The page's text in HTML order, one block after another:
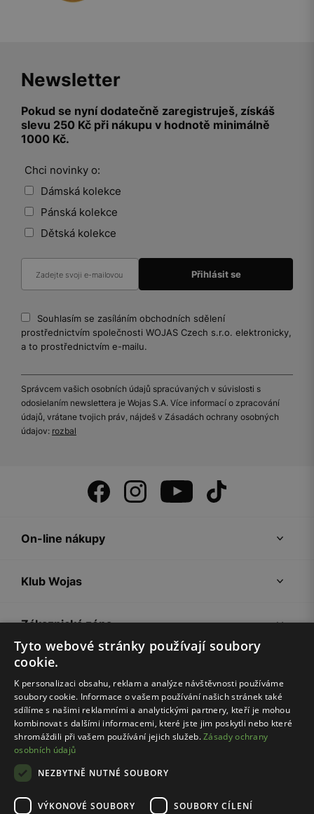
Newsletter
Pokud se nyní dodatečně zaregistruješ, získáš
slevu 250 Kč při nákupu v hodnotě minimálně
1000 Kč.
Chci novinky o:
Dámská kolekce
Pánská kolekce
Dětská kolekce
Souhlasím se zasíláním obchodních sdělení
prostřednictvím společnosti WOJAS Czech s.r.o. elektronicky,
a to prostřednictvím e-mailu.
Správcem vašich osobních údajů spracúvaných v súvislosti s
odosielaním newslettera je Wojas S.A. Více informací o zpracování
údajů, vrátane tvojich práv, nájdeš v Zásadách ochrany osobných
údajov: rozbal
On-line nákupy
Klub Wojas
Zákaznická zóna
Společnost Wojas
Rady
Tyto webové stránky používají soubory
cookie.
K personalizaci obsahu, reklam a analýze návštěvnosti používáme
soubory cookie. Informace o vašem používání našich stránek také
sdílíme s našimi reklamními a analytickými partnery, kteří je mohou
kombinovat s dalšími informacemi, které jste jim poskytli nebo které
shromáždili při vašem používání jejich služeb.Zásady ochrany
osobních údajů
NEZBYTNĚ NUTNÉ SOUBORY
VÝKONOVÉ SOUBORY SOUBORY CÍLENÍ